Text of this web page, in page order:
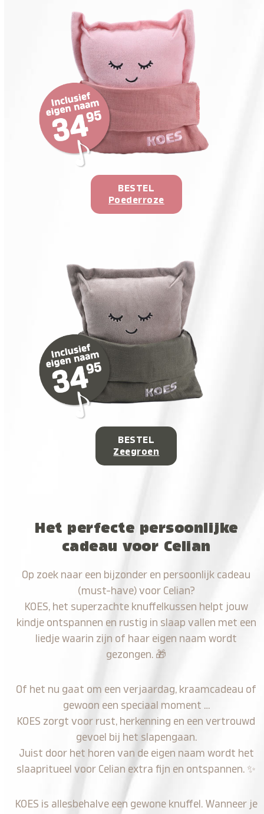
BESTEL
Poederroze
BESTEL
Zeegroen
Het perfecte persoonlijke
cadeau voor Celian
Op zoek naar een bijzonder en persoonlijk cadeau
(must-have) voor Celian?
KOES, het superzachte knuffelkussen helpt jouw
kindje ontspannen en rustig in slaap vallen met een
liedje waarin zijn of haar eigen naam wordt
gezongen. 🎁
Of het nu gaat om een verjaardag, kraamcadeau of
gewoon een speciaal moment …
KOES zorgt voor rust, herkenning en een vertrouwd
gevoel bij het slapengaan.
Juist door het horen van de eigen naam wordt het
slaapritueel voor Celian extra fijn en ontspannen. ✨
KOES is allesbehalve een gewone knuffel. Wanneer je